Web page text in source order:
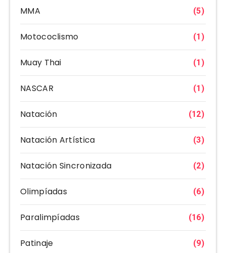
MMA (5)
Motococlismo (1)
Muay Thai (1)
NASCAR (1)
Natación (12)
Natación Artística (3)
Natación Sincronizada (2)
Olimpíadas (6)
Paralimpíadas (16)
Patinaje (9)